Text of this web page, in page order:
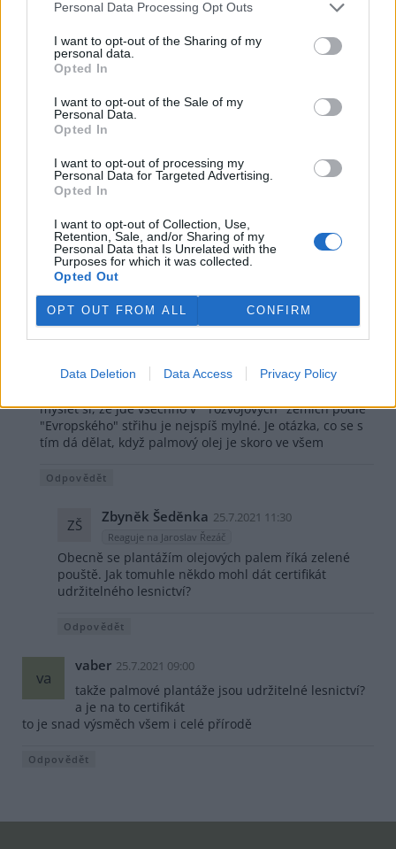
Personal Data Processing Opt Outs
I want to opt-out of the Sharing of my
personal data.
Opted In
I want to opt-out of the Sale of my
Personal Data.
Opted In
I want to opt-out of processing my
Personal Data for Targeted Advertising.
Opted In
I want to opt-out of Collection, Use,
Retention, Sale, and/or Sharing of my
Personal Data that Is Unrelated with the
Purposes for which it was collected.
Opted Out
OPT OUT FROM ALL CONFIRM
Data Deletion Data Access Privacy Policy
DO DISKUZE SE MŮŽETE ZAPOJIT PO PŘIHLÁŠENÍ
Uživatelský e-mail
Zapomněli jste heslo?
Zbyněk Šeděnka 24.7.2021 14:35
A jak asi výrobce získal pozemky pro pěstování
olejových palem?
Odpovědět
JŘ Jaroslav Řezáč 25.7.2021 08:21
myslet si, že jde všechno v " rozvojových" zemích podle
"Evropského" střihu je nejspíš mylné. Je otázka, co se s
tím dá dělat, když palmový olej je skoro ve všem
Odpovědět
ZŠ Zbyněk Šeděnka 25.7.2021 11:30
Reaguje na Jaroslav Řezáč
Obecně se plantážím olejových palem říká zelené
pouště. Jak tomuhle někdo mohl dát certifikát
udržitelného lesnictví?
Odpovědět
va
vaber 25.7.2021 09:00
takže palmové plantáže jsou udržitelné lesnictví?
a je na to certifikát
to je snad výsměch všem i celé přírodě
Odpovědět